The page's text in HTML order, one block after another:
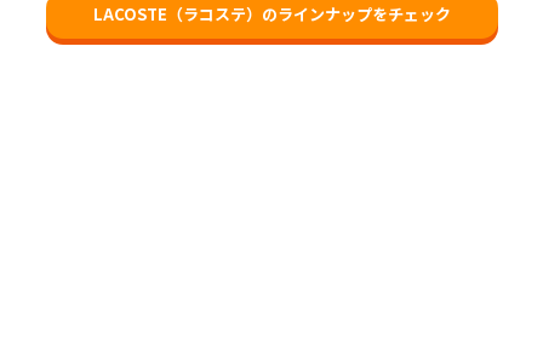
LACOSTE（ラコステ）のラインナップをチェック